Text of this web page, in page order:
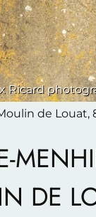
Ricard
de Louat,
DE